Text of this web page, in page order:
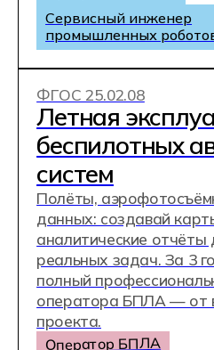
разработчикам получать
расти профессионально.
Hexlet работают в топовых
1500 студентов
обучается в Хекслет
сейчас